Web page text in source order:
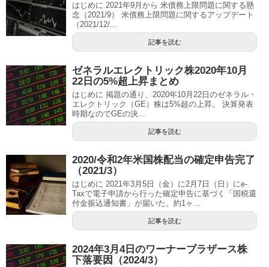
はじめに 2021年9月から 米債務上限問題に関する懸
念（2021/9） 米債務上限問題に関するアップデート
（2021/12/...
記事を読む
ゼネラルエレクトリック株2020年10月
22日の5%超上昇まとめ
はじめに 掲題の通り、2020年10月22日のゼネラル・
エレクトリック（GE）株は5%超の上昇。 決算発表
時期なのでGEの決...
記事を読む
2020/令和2年米国株配当の確定申告完了
（2021/3）
はじめに 2021年3月5日（金）に2月7日（日）にe-
Taxで電子申請から行った確定申告に基づく「国税還
付金振込通知書」が届いた。約1ヶ...
記事を読む
2024年3月4日のワーナーブラザース株
下落要因（2024/3）